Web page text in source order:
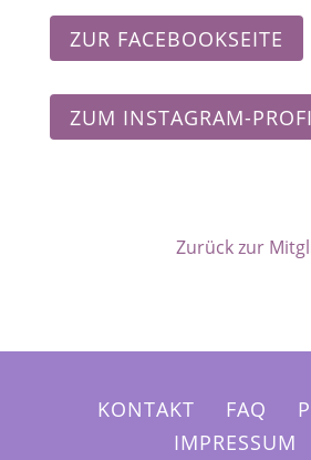
ZUR FACEBOOKSEITE
ZUM INSTAGRAM-
Zurück zur
KONTAKT FAQ
IMPRESSUM